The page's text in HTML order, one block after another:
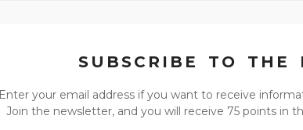
SUBSCRIBE TO THE
Enter your email address if you want to receive
Join the newsletter, and you will receive 75 points in